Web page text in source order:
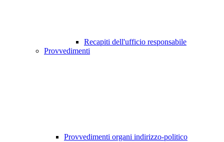
Recapiti dell'ufficio responsabile
Provvedimenti
Provvedimenti organi indirizzo-politico